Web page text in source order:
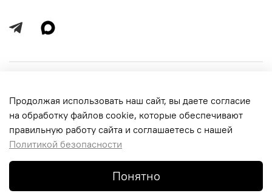
Информация для покупателей
© 2016-2026 Black-Watch. Все права защищены.
Продолжая использовать наш сайт, вы даете согласие
на обработку файлов cookie, которые обеспечивают
правильную работу сайта и соглашаетесь с нашей
Политикой безопасности
Понятно
обработки